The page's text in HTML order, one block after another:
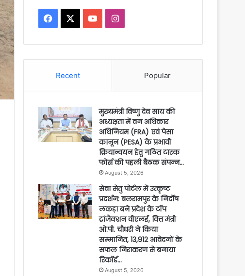
Facebook YouTubeInstagram
Recent Popular
मुख्यमंत्री विष्णु देव साय की
अध्यक्षता में वन अधिकार
अधिनियम (FRA) एवं पेसा
कानून (PESA) के प्रभावी
क्रियान्वयन हेतु गठित टास्क
फोर्स की पहली बैठक संपन्न…
August 5, 2026
सेवा सेतु पोर्टल में उत्कृष्ट
प्रदर्शन: बलरामपुर के निर्दोष
लकड़ा बने प्रदेश के टॉप
ट्रांजैक्शन वीएलई, वित्त मंत्री
ओ.पी. चौधरी ने किया
सम्मानित, 13,912 आवेदनों के
सफल निराकरण से बनाया
रिकॉर्ड…
August 5, 2026